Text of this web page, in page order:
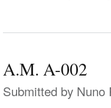
A.M. A-002
Submitted by Nuno